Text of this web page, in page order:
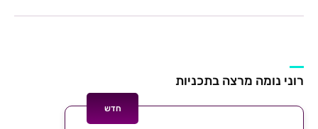
רוני נומה מרצה בתכניות
חדש